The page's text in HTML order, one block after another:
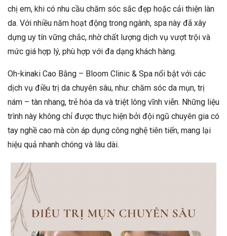
chị em, khi có nhu cầu chăm sóc sắc đẹp hoặc cải thiện làn
da. Với nhiều năm hoạt động trong ngành, spa này đã xây
dựng uy tín vững chắc, nhờ chất lượng dịch vụ vượt trội và
mức giá hợp lý, phù hợp với đa dạng khách hàng.
Oh-kinaki Cao Bằng – Bloom Clinic & Spa nổi bật với các
dịch vụ điều trị da chuyên sâu, như: chăm sóc da mụn, trị
nám – tàn nhang, trẻ hóa da và triệt lông vĩnh viễn. Những liệu
trình này không chỉ được thực hiện bởi đội ngũ chuyên gia có
tay nghề cao mà còn áp dụng công nghệ tiên tiến, mang lại
hiệu quả nhanh chóng và lâu dài.